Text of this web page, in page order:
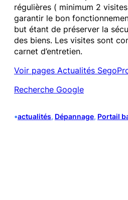
régulières ( minimum 2
garantir le bon
but étant de préserver la
des biens. Les visites sont
carnet d’entretien.
Voir pages Actualités
Recherche Google
•actualités, Dépannage, Portail